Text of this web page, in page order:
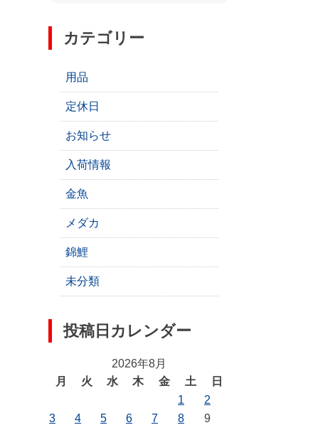
カテゴリー
用品
定休日
お知らせ
入荷情報
金魚
メダカ
錦鯉
未分類
投稿日カレンダー
2026年8月
月
火 水 木 金 土
日
1
2
3
4 5 6 7 8
9